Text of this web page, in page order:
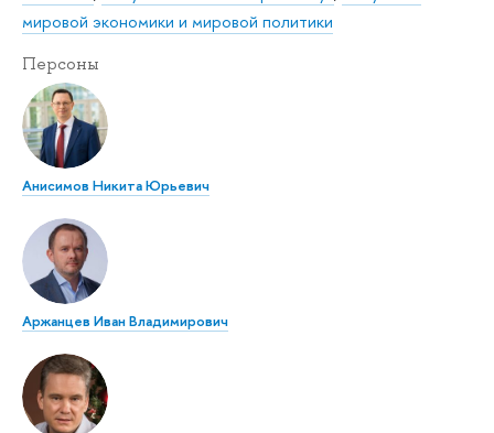
мировой экономики и мировой политики
Персоны
Анисимов Никита Юрьевич
Аржанцев Иван Владимирович